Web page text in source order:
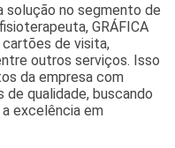
solução no segmento de
GRÁFICA
cartões de visita,
outros serviços. Isso
da empresa com
qualidade, buscando
excelência em